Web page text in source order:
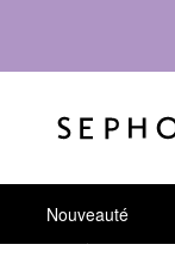
Nouveauté